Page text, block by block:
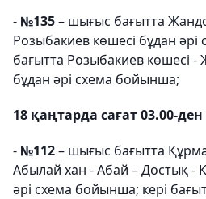
- №135– шығыс бағытта
Розыбакиев көшесі бұдан
бағытта Розыбакиев көшесі -
бұдан әрі схема бойынша;
18 қаңтарда сағат 03.00-ден
- №112– шығыс бағытта
Абылай хан - Абай – Достық -
әрі схема бойынша; кері